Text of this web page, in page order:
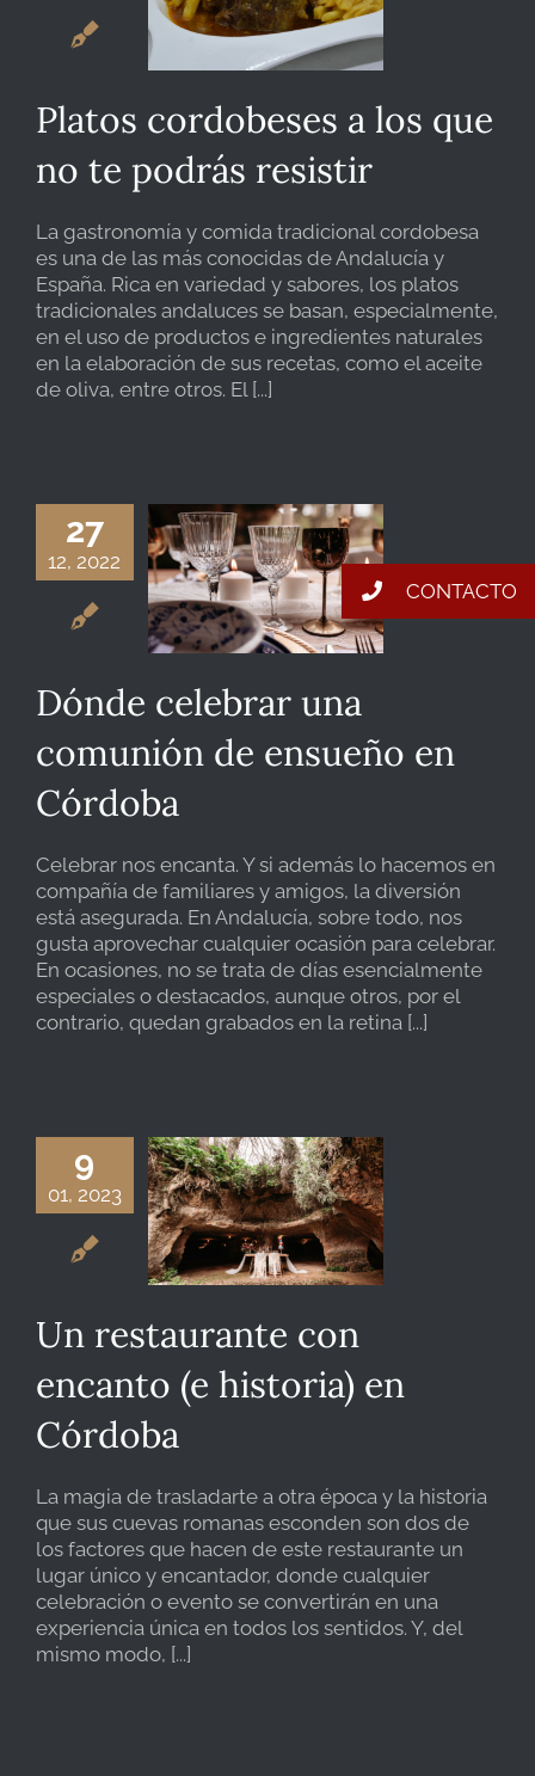
CONTACTO
Platos cordobeses a los que
no te podrás resistir
La gastronomía y comida tradicional cordobesa
es una de las más conocidas de Andalucía y
España. Rica en variedad y sabores, los platos
tradicionales andaluces se basan, especialmente,
en el uso de productos e ingredientes naturales
en la elaboración de sus recetas, como el aceite
de oliva, entre otros. El [...]
27
12, 2022
Dónde celebrar una
comunión de ensueño en
Córdoba
Celebrar nos encanta. Y si además lo hacemos en
compañía de familiares y amigos, la diversión
está asegurada. En Andalucía, sobre todo, nos
gusta aprovechar cualquier ocasión para celebrar.
En ocasiones, no se trata de días esencialmente
especiales o destacados, aunque otros, por el
contrario, quedan grabados en la retina [...]
9
01, 2023
Un restaurante con
encanto (e historia) en
Córdoba
La magia de trasladarte a otra época y la historia
que sus cuevas romanas esconden son dos de
los factores que hacen de este restaurante un
lugar único y encantador, donde cualquier
celebración o evento se convertirán en una
experiencia única en todos los sentidos. Y, del
mismo modo, [...]
CONTACTO